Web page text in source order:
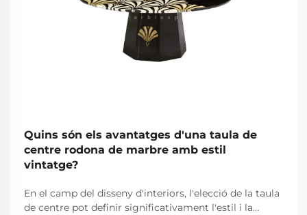
Quins són els avantatges d'una taula de
centre rodona de marbre amb estil
vintatge?
En el camp del disseny d'interiors, l'elecció de la taula
de centre pot definir significativament l'estil i la